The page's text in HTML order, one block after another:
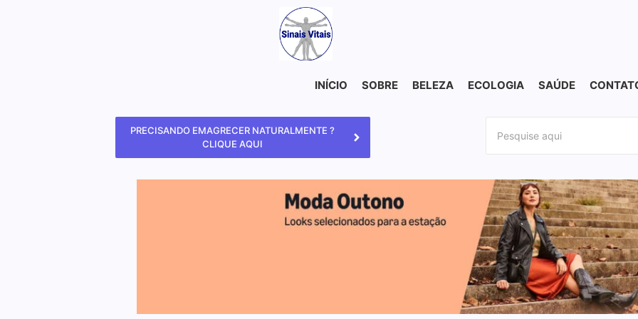
INÍCIO SOBRE BELEZA ECOLOGIA SAÚDE
PRECISANDO EMAGRECER NATURALMENTE ?
CLIQUE AQUI